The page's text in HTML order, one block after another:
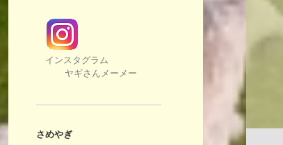
インスタグラム
ヤギさんメーメー
さめやぎ